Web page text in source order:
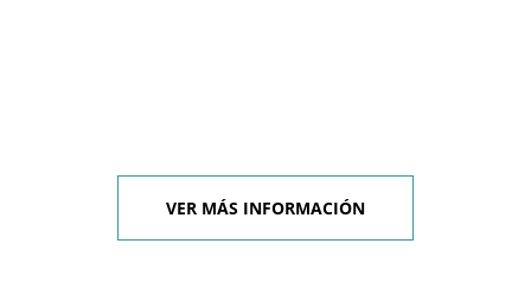
VER MÁS INFORMACIÓN